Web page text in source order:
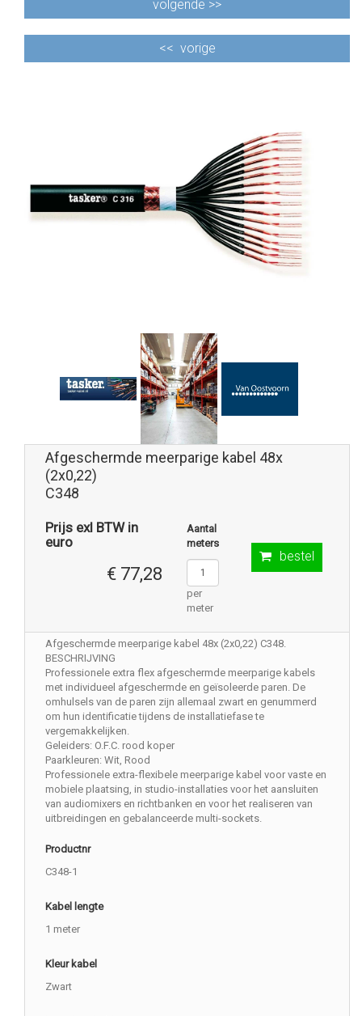
volgende >>
<< vorige
Afgeschermde meerparige kabel 48x
(2x0,22)
C348
Prijs exl BTW in
euro
€ 77,28
Aantal
meters
per
meter
bestel
Afgeschermde meerparige kabel 48x (2x0,22) C348.
BESCHRIJVING
Professionele extra flex afgeschermde meerparige kabels
met individueel afgeschermde en geïsoleerde paren. De
omhulsels van de paren zijn allemaal zwart en genummerd
om hun identificatie tijdens de installatiefase te
vergemakkelijken.
Geleiders: O.F.C. rood koper
Paarkleuren: Wit, Rood
Professionele extra-flexibele meerparige kabel voor vaste en
mobiele plaatsing, in studio-installaties voor het aansluiten
van audiomixers en richtbanken en voor het realiseren van
uitbreidingen en gebalanceerde multi-sockets.
Productnr
C348-1
Kabel lengte
1 meter
Kleur kabel
Zwart